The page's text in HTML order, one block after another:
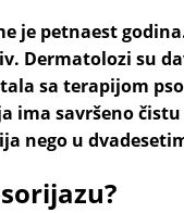
je petnaest
Dermatolozi su
sa terapijom
ima savršeno
nego u